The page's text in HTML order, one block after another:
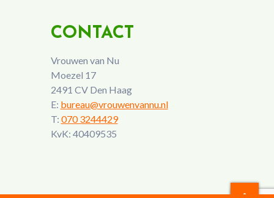
CONTACT
Vrouwen van Nu
Moezel 17
2491 CV Den Haag
E: bureau@vrouwenvannu.nl
T: 070 3244429
KvK: 40409535